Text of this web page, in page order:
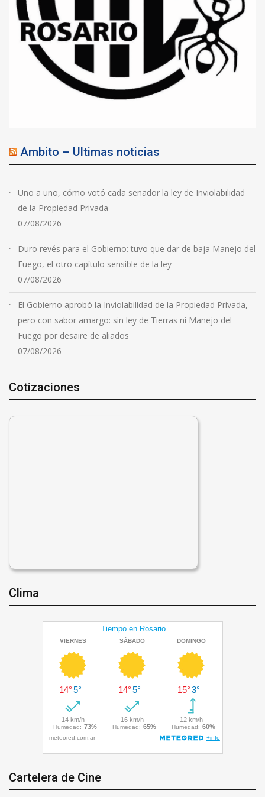
Ambito – Ultimas noticias
Uno a uno, cómo votó cada senador la ley de Inviolabilidad
de la Propiedad Privada
07/08/2026
Duro revés para el Gobierno: tuvo que dar de baja Manejo del
Fuego, el otro capítulo sensible de la ley
07/08/2026
El Gobierno aprobó la Inviolabilidad de la Propiedad Privada,
pero con sabor amargo: sin ley de Tierras ni Manejo del
Fuego por desaire de aliados
07/08/2026
Cotizaciones
Clima
Cartelera de Cine